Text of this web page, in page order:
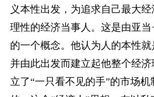
义本性出发，为追求自己最大
理性的经济当事人。这是由亚当
的一个概念。他认为人的本性就
并由此出发而建立起他整个经
立了“一只看不见的手”的市场